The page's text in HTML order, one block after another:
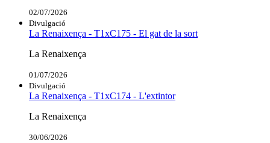
02/07/2026
Divulgació
La Renaixença - T1xC175 - El gat de la sort
La Renaixença
01/07/2026
Divulgació
La Renaixença - T1xC174 - L'extintor
La Renaixença
30/06/2026